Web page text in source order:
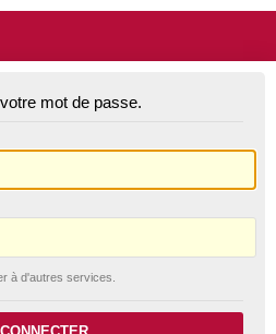
mot de passe.
à d'autres services.